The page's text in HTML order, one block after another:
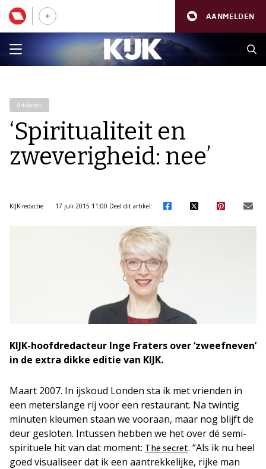
AANMELDEN
Artikelen
‘Spiritualiteit en
zweverigheid: nee’
KIJK-redactie 17 juli 2015 11:00 Deel dit artikel:
KIJK-hoofdredacteur Inge Fraters over ‘zweefneven’
in de extra dikke editie van KIJK.
Maart 2007. In ijskoud Londen sta ik met vrienden in
een meterslange rij voor een restaurant. Na twintig
minuten kleumen staan we vooraan, maar nog blijft de
deur gesloten. Intussen hebben we het over dé semi-
spirituele hit van dat moment: The secret. “Als ik nu heel
goed visualiseer dat ik een aantrekkelijke, rijke man